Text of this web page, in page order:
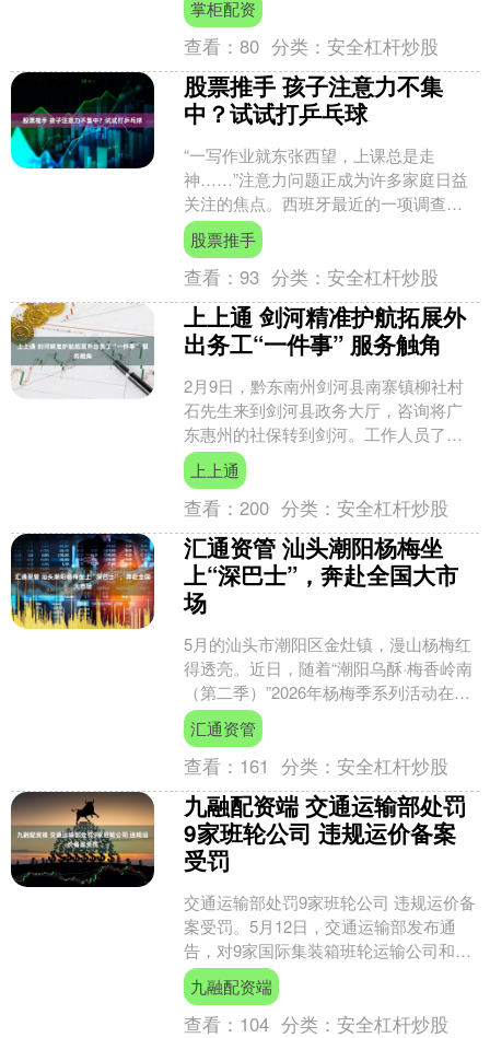
独斗”，难以兼顾全身....
掌柜配资
查看：80 分类：安全杠杆炒股
股票推手 孩子注意力不集
中？试试打乒乓球
“一写作业就东张西望，上课总是走
神……”注意力问题正成为许多家庭日益
关注的焦点。西班牙最近的一项调查显
示，61%的家长担心孩子因过度使用手机
而难以集中注意力。面....
股票推手
查看：93 分类：安全杠杆炒股
上上通 剑河精准护航拓展外
出务工“一件事” 服务触角
2月9日，黔东南州剑河县南寨镇柳社村
石先生来到剑河县政务大厅，咨询将广
东惠州的社保转到剑河。工作人员了解
后，通过外出务工“一件事”集成服务很快
就为其办理了城乡居....
上上通
查看：200 分类：安全杠杆炒股
汇通资管 汕头潮阳杨梅坐
上“深巴士”，奔赴全国大市
场
5月的汕头市潮阳区金灶镇，漫山杨梅红
得透亮。近日，随着“潮阳乌酥·梅香岭南
（第二季）”2026年杨梅季系列活动在金
灶镇文化广场启幕，深圳巴士集团的公
交车身也同步....
汇通资管
查看： 161 分类：安全杠杆炒股
九融配资端 交通运输部处罚
9家班轮公司 违规运价备案
受罚
交通运输部处罚9家班轮公司 违规运价备
案受罚。5月12日，交通运输部发布通
告，对9家国际集装箱班轮运输公司和7
家无船承运业务经营者实施行政处罚。
根据通告，202....
九融配资端
查看： 104 分类：安全杠杆炒股